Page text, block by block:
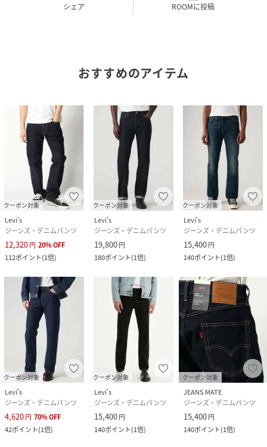
下32、ウエスト33股下32、ウエスト34股下32、
ウエスト36股下32
品番
MG3589_005052976
005052976-001-3 MG3589
シェア ROOMに投稿
おすすめのアイテム
クーポン対象
Levi's
ジーンズ・デニムパンツ
12,320円 20%OFF
112ポイント(1倍)
クーポン対象
Levi's
ジーンズ・デニムパンツ
19,800円
180ポイント(1倍)
クーポン対象
Levi's
ジーンズ・デニムパンツ
15,400円
140ポイント(1倍)
クーポン対象
Levi's
ジーンズ・デニムパンツ
4,620円 70%OFF
42ポイント(1倍)
クーポン対象
Levi's
ジーンズ・デニムパンツ
15,400円
140ポイント(1倍)
クーポン対象
JEANS MATE
ジーンズ・デニムパンツ
15,400円
140ポイント(1倍)